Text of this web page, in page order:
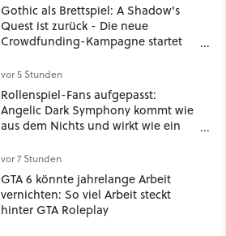
Gothic als Brettspiel: A Shadow's
Quest ist zurück - Die neue
Crowdfunding-Kampagne startet
vor 5 Stunden
Rollenspiel-Fans aufgepasst:
Angelic Dark Symphony kommt wie
aus dem Nichts und wirkt wie ein
Mass Effect
vor 7 Stunden
GTA 6 könnte jahrelange Arbeit
vernichten: So viel Arbeit steckt
hinter GTA Roleplay